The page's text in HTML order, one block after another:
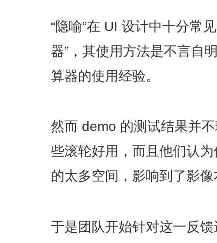
“隐喻”在 UI 设计中十分常
器”，其使用方法是不言自
算器的使用经验。
然而 demo 的测试结果并
些滚轮好用，而且他们认
的太多空间，影响到了影
于是团队开始针对这一反